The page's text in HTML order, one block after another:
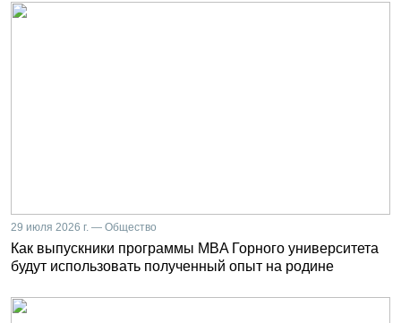
29 июля 2026 г. — Общество
Как выпускники программы MBA Горного университета
будут использовать полученный опыт на родине